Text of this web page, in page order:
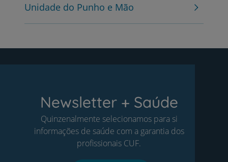
Unidade do Punho e Mão
Newsletter + Saúde
Quinzenalmente selecionamos para si
informações de saúde com a garantia dos
profissionais CUF.